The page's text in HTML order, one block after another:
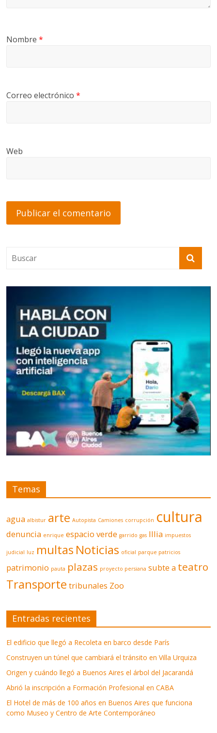
Nombre*
Correo electrónico*
Web
Temas
agua albistur arte Autopista Camiones corrupción cultura
denuncia enrique espacio verde garrido gas Illia impuestos
judicial luz multas Noticias oficial parque patricios
patrimonio pauta plazas proyecto persiana subte a teatro
Transporte tribunales Zoo
Entradas recientes
El edificio que llegó a Recoleta en barco desde París
Construyen un túnel que cambiará el tránsito en Villa Urquiza
Origen y cuándo llegó a Buenos Aires el árbol del Jacarandá
Abrió la inscripción a Formación Profesional en CABA
El Hotel de más de 100 años en Buenos Aires que funciona
como Museo y Centro de Arte Contemporáneo